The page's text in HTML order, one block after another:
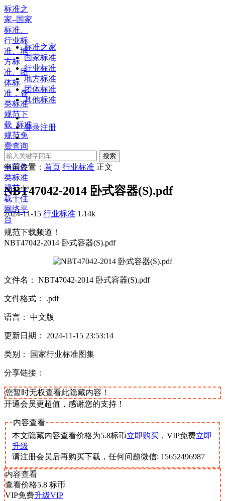
标准之
家–国家
标准、
行业标
准、地
方标
准、团
体标
准，各
类标准
规范下
载_标准
规范免
费查询
下载，
中国各
类标准
规范下
载十佳
网络平
台
标准之家
国家标准
行业标准
地方标准
团体标准
其他标准
登录注册
搜索
当前位置： 首页 行业标准 正文
NBT47042-2014 卧式容器(S).pdf
2024-11-15 行业标准 1.14k
规范下载频道！
NBT47042-2014 卧式容器(S).pdf
文件名： NBT47042-2014 卧式容器(S).pdf
文件格式： .pdf
语言： 中文版
更新日期： 2024-11-15 23:53:14
类别： 国家行业标准图集
分享链接：
您暂时无权查看此隐藏内容！
开通会员更超值，感谢您的支持！
内容查看
本文隐藏内容查看价格为5.8标币立即购买 ，VIP免费立即
升级
请注册会员后再购买下载，任何问题微信: 15652496987
内容查看
查看价格5.8 标币
VIP免费升级VIP